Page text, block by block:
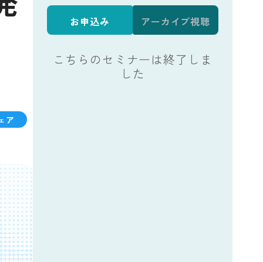
ア
お申込み アーカイブ視聴
こちらのセミナーは終了しま
した